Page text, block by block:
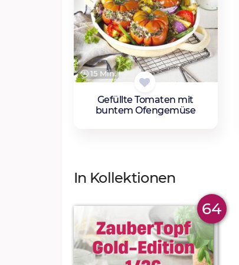
15 Min.
Gefüllte Tomaten mit
buntem Ofengemüse
In Kollektionen
64